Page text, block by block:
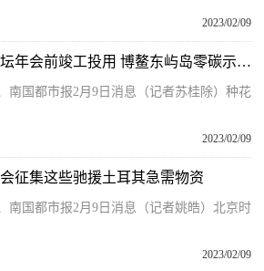
2023/02/09
看热讯：博鳌亚洲论坛年会前竣工投用 博鳌东屿岛零碳示范区项目“赶工忙”
南国都市报2月9日消息（记者苏桂除）种花
2023/02/09
征集这些驰援土耳其急需物资
南国都市报2月9日消息（记者姚皓）北京时
2023/02/09